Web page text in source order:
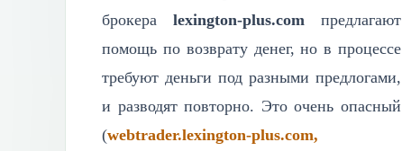
брокера lexington-plus.com предлагают
помощь по возврату денег, но в процессе
требуют деньги под разными предлогами,
и разводят повторно. Это очень опасный
(webtrader.lexington-plus.com,